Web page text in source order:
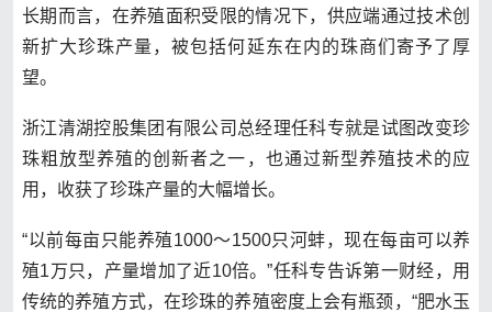
长期而言，在养殖面积受限的情况下，供应端通过技术创
新扩大珍珠产量，被包括何延东在内的珠商们寄予了厚
望。
浙江清湖控股集团有限公司总经理任科专就是试图改变珍
珠粗放型养殖的创新者之一，也通过新型养殖技术的应
用，收获了珍珠产量的大幅增长。
“以前每亩只能养殖1000～1500只河蚌，现在每亩可以养
殖1万只，产量增加了近10倍。”任科专告诉第一财经，用
传统的养殖方式，在珍珠的养殖密度上会有瓶颈，“肥水玉